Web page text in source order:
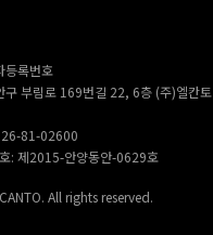
등록번호
구 부림로 169번길 22, 6층 (주)엘칸토
81-02600
: 제2015-안양동안-0629호
All rights reserved.